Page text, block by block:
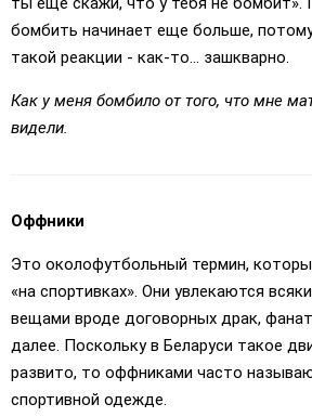
бомбить начинает еще больше,
такой реакции - как-то… зашкварно.
Как у меня бомбило от того, что мне
видели.
Оффники
Это околофутбольный термин,
«на спортивках». Они увлекаются
вещами вроде договорных драк,
далее. Поскольку в Беларуси такое
развито, то оффниками часто
спортивной одежде.